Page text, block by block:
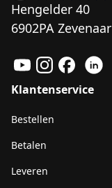
Hengelder 40
6902PA Zevenaar
Klantenservice
Bestellen
Betalen
Leveren